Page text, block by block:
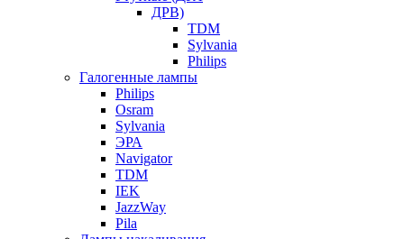
ДРВ)
TDM
Sylvania
Philips
Галогенные лампы
Philips
Osram
Sylvania
ЭРА
Navigator
TDM
IEK
JazzWay
Pila